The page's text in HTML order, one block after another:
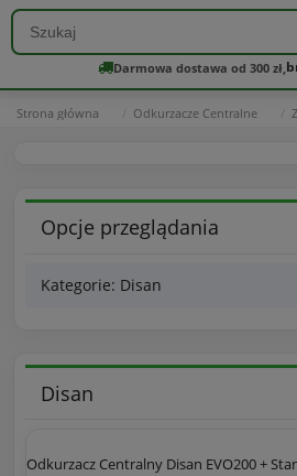
Darmowa dostawa od 300 zł,
Strona główna Odkurzacze Centralne
Opcje przeglądania
Kategorie: Disan
Disan
Odkurzacz Centralny Disan EVO200 +